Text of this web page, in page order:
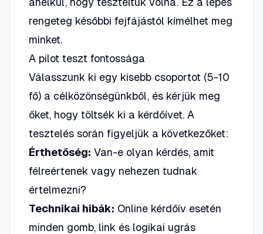
rengeteg későbbi fejfájástól kímélhet meg
minket.
A pilot teszt fontossága
Válasszunk ki egy kisebb csoportot (5-10
fő) a célközönségünkből, és kérjük meg
őket, hogy töltsék ki a kérdőívet. A
tesztelés során figyeljük a következőket:
Érthetőség: Van-e olyan kérdés, amit
félreértenek vagy nehezen tudnak
értelmezni?
Technikai hibák: Online kérdőív esetén
minden gomb, link és logikai ugrás